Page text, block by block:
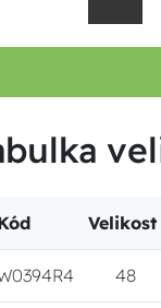
Velikost
48